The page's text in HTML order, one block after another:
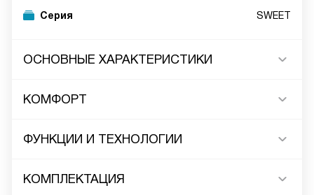
Серия SWEET
ОСНОВНЫЕ ХАРАКТЕРИСТИКИ
КОМФОРТ
ФУНКЦИИ И ТЕХНОЛОГИИ
КОМПЛЕКТАЦИЯ